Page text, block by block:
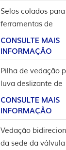
Selos colados para
ferramentas de
completação
CONSULTE MAIS
INFORMAÇÃO
Pilha de vedação
luva deslizante de
ferramentas de
CONSULTE MAIS
INFORMAÇÃO
Vedação
da sede da válvula